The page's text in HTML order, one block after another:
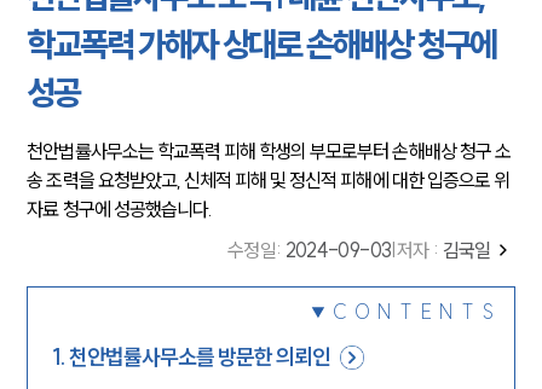
학교폭력 가해자 상대로 손해배상 청구에
성공
천안법률사무소는 학교폭력 피해 학생의 부모로부터 손해배상 청구 소
송 조력을 요청받았고, 신체적 피해 및 정신적 피해에 대한 입증으로 위
자료 청구에 성공했습니다.
수정일: 2024-09-03 저자 : 김국일
CONTENTS
1.천안법률사무소를 방문한 의뢰인